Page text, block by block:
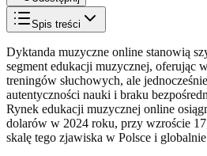
Spis treści
Dyktanda muzyczne online stanowią
segment edukacji muzycznej, oferując
treningów słuchowych, ale
autentyczności nauki i braku
Rynek edukacji muzycznej online
dolarów w 2024 roku, przy wzroście
skalę tego zjawiska w Polsce i